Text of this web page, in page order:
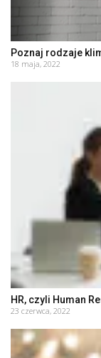
Poznaj rodzaje
18 maja, 2022
HR, czyli Human
23 czerwca, 2022